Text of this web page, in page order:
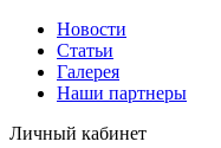
Новости
Статьи
Галерея
Наши партнеры
Личный кабинет